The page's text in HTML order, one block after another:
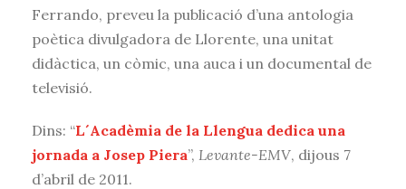
Ferrando, preveu la publicació d’una antologia
poètica divulgadora de Llorente, una unitat
didàctica, un còmic, una auca i un documental de
televisió.
Dins: “L´Acadèmia de la Llengua dedica una
jornada a Josep Piera”, Levante-EMV, dijous 7
d’abril de 2011.